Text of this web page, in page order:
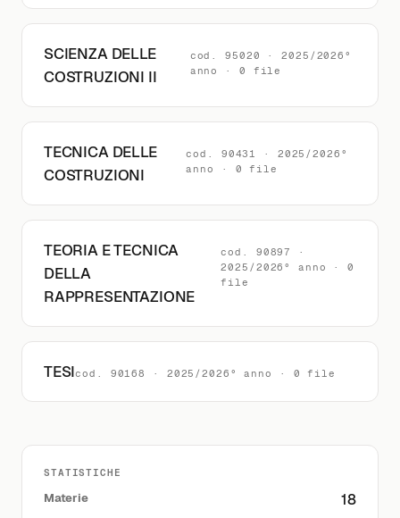
SCIENZA DELLE
COSTRUZIONI II
cod. 95020 · 2025/2026°
anno · 0 file
TECNICA DELLE
COSTRUZIONI
cod. 90431 · 2025/2026°
anno · 0 file
TEORIA E TECNICA
DELLA
RAPPRESENTAZIONE
cod. 90897 ·
2025/2026° anno · 0
file
TESIcod. 90168 · 2025/2026° anno · 0 file
STATISTICHE
Materie 18